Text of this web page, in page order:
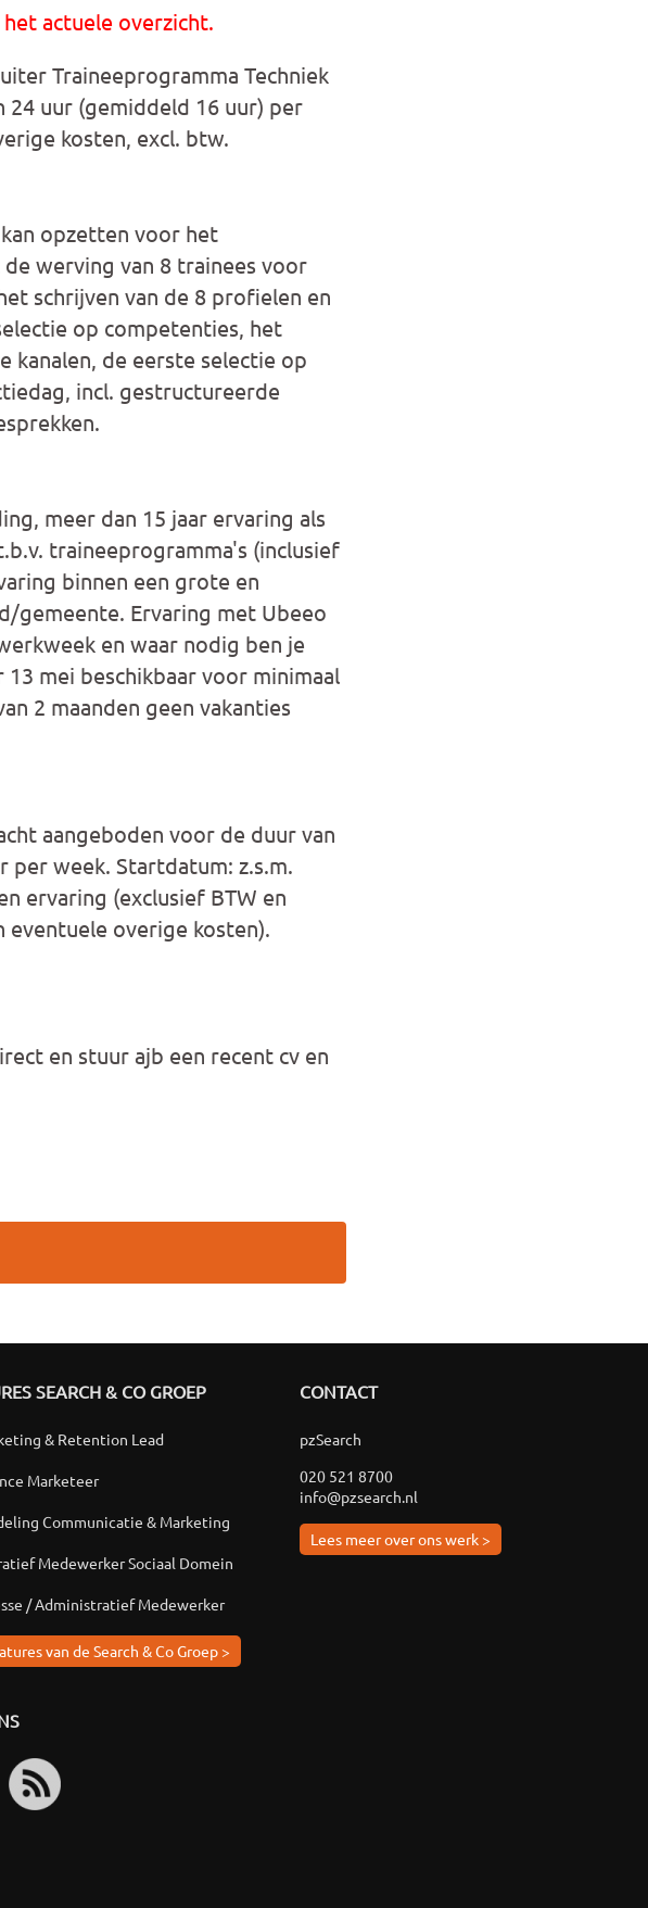
actuele overzicht.
Traineeprogramma Techniek
24 uur (gemiddeld 16 uur) per
kosten, excl. btw.
opzetten voor het
werving van 8 trainees voor
schrijven van de 8 profielen en
op competenties, het
kanalen, de eerste selectie op
incl. gestructureerde
meer dan 15 jaar ervaring als
traineeprogramma's (inclusief
binnen een grote en
gemeente. Ervaring met Ubeeo
en waar nodig ben je
mei beschikbaar voor minimaal
2 maanden geen vakanties
aangeboden voor de duur van
per week. Startdatum: z.s.m.
ervaring (exclusief BTW en
overige kosten).
en stuur ajb een recent cv en
SEARCH & CO GROEP
& Retention Lead
Marketeer
Communicatie & Marketing
Medewerker Sociaal Domein
/ Administratief Medewerker
van de Search & Co Groep >
CONTACT
pzSearch
020 521 8700
info@pzsearch.nl
Lees meer over ons werk >